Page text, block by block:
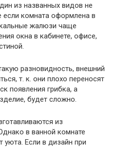
из названных видов не
комната оформлена в
жалюзи чаще
окна в кабинете, офисе,
разновидность, внешний
т. к. они плохо переносят
появления грибка, а
будет сложно.
из
в ванной комнате
уюта. Если в дизайн при